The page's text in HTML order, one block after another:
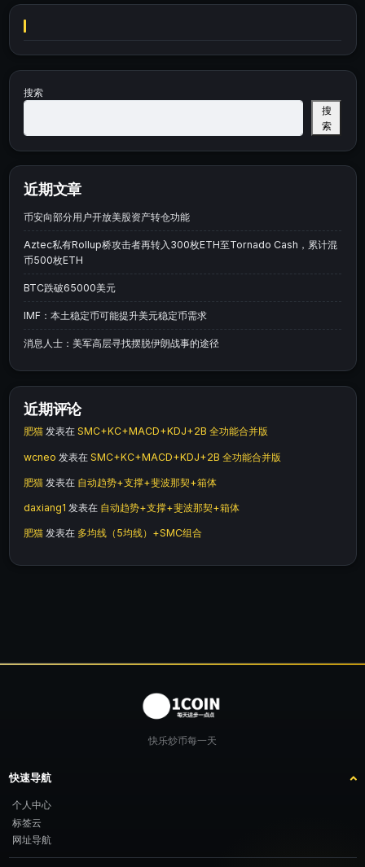
搜索
搜
索
近期文章
币安向部分用户开放美股资产转仓功能
Aztec私有Rollup桥攻击者再转入300枚ETH至Tornado Cash，累计混
币500枚ETH
BTC跌破65000美元
IMF：本土稳定币可能提升美元稳定币需求
消息人士：美军高层寻找摆脱伊朗战事的途径
近期评论
肥猫 发表在 SMC+KC+MACD+KDJ+2B 全功能合并版
wcneo 发表在 SMC+KC+MACD+KDJ+2B 全功能合并版
肥猫 发表在 自动趋势+支撑+斐波那契+箱体
daxiang1 发表在 自动趋势+支撑+斐波那契+箱体
肥猫 发表在 多均线（5均线）+SMC组合
快乐炒币每一天
快速导航
个人中心
标签云
网址导航